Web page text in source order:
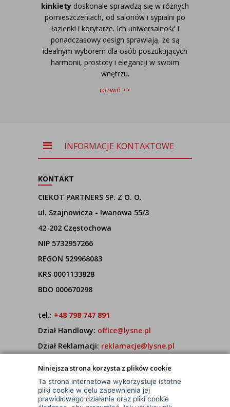
Niniejsza strona korzysta z plików cookie
Ta strona internetowa wykorzystuje istotne
pliki cookie w celu zapewnienia jej
prawidłowego działania oraz pliki cookie
kinkiety doskonale sprawdzą się w różnych
pomieszczeniach, od salonów i sypialni po
łazienki i korytarze. Ich uniwersalność i
ponadczasowy design sprawiają, że są
idealnym wyborem dla osób poszukujących
harmonii, prostoty i elegancji w swoim
wnętrzu.
rozwiń >>
INFORMACJE KONTAKTOWE
KONTAKT
CIEKOT PARTNERS SP. Z O. O.
ul. Szajnowicza - Iwanowa 55/3
42-202 Częstochowa
NIP 5732957266
REGON 529968083
KRS 0001133828
BDO 000670298
tel.: +48 798 747 891
Dział Handlowy: office@lysne.pl
Dział Reklamacji: reklamacje@lysne.pl
7:00 - 15:00